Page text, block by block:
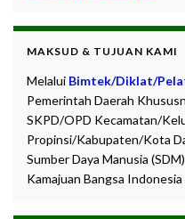
MAKSUD & TUJUAN KAMI
Melalui Bimtek/Diklat/
Pemerintah Daerah
SKPD/OPD Kecamatan/
Propinsi/Kabupaten/Kota
Sumber Daya Manusia
Kamajuan Bangsa Indonesia